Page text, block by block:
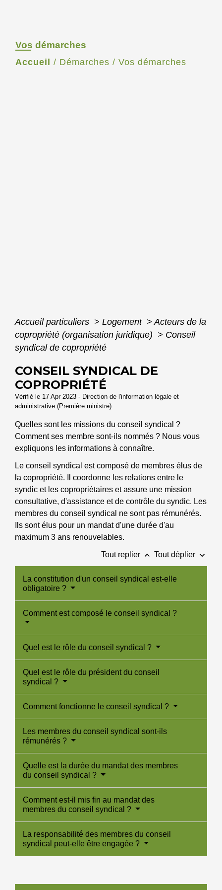
Vos démarches
Accueil / Démarches / Vos démarches
Accueil particuliers > Logement > Acteurs de la
copropriété (organisation juridique) > Conseil
syndical de copropriété
CONSEIL SYNDICAL DE
COPROPRIÉTÉ
Vérifié le 17 Apr 2023 - Direction de l'information légale et
administrative (Première ministre)
Quelles sont les missions du conseil syndical ?
Comment ses membre sont-ils nommés ? Nous vous
expliquons les informations à connaître.
Le conseil syndical est composé de membres élus de
la copropriété. Il coordonne les relations entre le
syndic et les copropriétaires et assure une mission
consultative, d'assistance et de contrôle du syndic. Les
membres du conseil syndical ne sont pas rémunérés.
Ils sont élus pour un mandat d'une durée d'au
maximum 3 ans renouvelables.
Tout replier keyboard_arrow_up Tout déplier keyboard_arrow_down
La constitution d'un conseil syndical est-elle
obligatoire ?
Comment est composé le conseil syndical ?
Quel est le rôle du conseil syndical ?
Quel est le rôle du président du conseil
syndical ?
Comment fonctionne le conseil syndical ?
Les membres du conseil syndical sont-ils
rémunérés ?
Quelle est la durée du mandat des membres
du conseil syndical ?
Comment est-il mis fin au mandat des
membres du conseil syndical ?
La responsabilité des membres du conseil
syndical peut-elle être engagée ?